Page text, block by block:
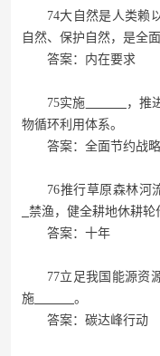
74大自然是人类赖以
自然、保护自然，是全
答案：内在要求
75实施
，推
物循环利用体系。
答案：全面节约战略
76推行草原森林河流
禁渔，健全耕地休耕轮
答案：十年
77立足我国能源资源
施
。
答案：碳达峰行动